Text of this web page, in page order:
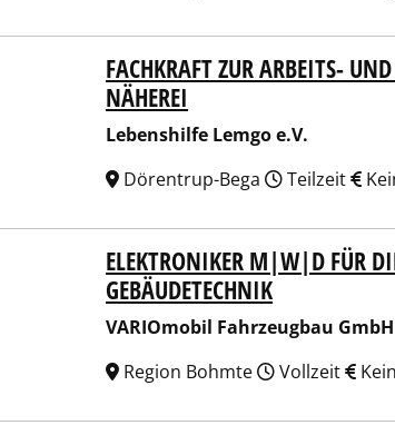
Lemgo e.V.FACHKRAFT ZUR ARBEITS-
NÄHEREI
Lebenshilfe Lemgo e.V.
Dörentrup-Bega
Teilzeit
Fahrzeugbau GmbH
ELEKTRONIKER M|W|D FÜR
GEBÄUDETECHNIK
VARIOmobil Fahrzeugbau GmbH
Region Bohmte
Vollzeit